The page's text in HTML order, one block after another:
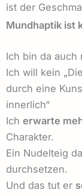
ist der
Mundhaptik ist
Ich bin da auch
Ich will kein
durch eine
innerlich“
Ich erwarte
Charakter.
Ein Nudelteig
durchsetzen.
Und das tut er